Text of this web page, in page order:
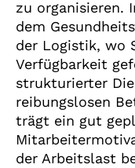
zu organisieren.
dem
der Logistik, wo
Verfügbarkeit
strukturierter
reibungslosen
trägt ein gut
der Arbeitslast